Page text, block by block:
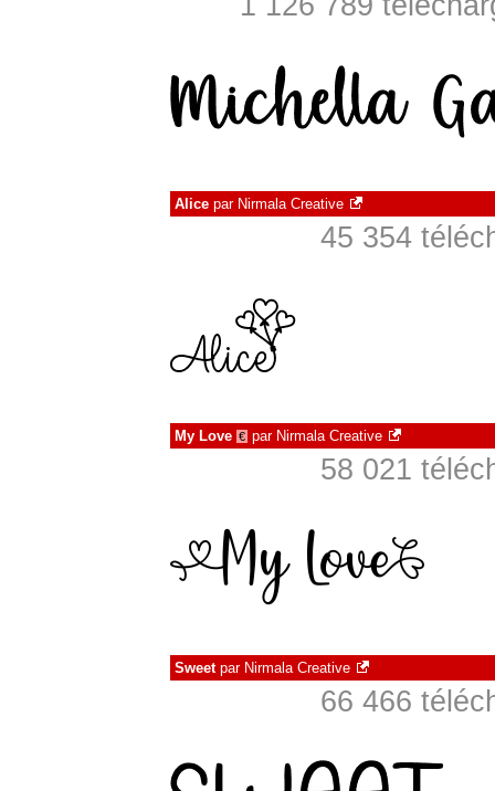
Alice par Nirmala Creative
45 354
My Love € par Nirmala Creative
58 021
Sweetpar Nirmala Creative
66 466